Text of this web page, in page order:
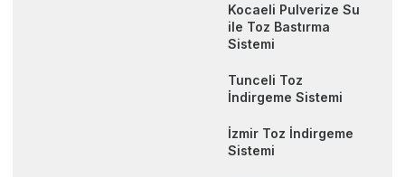
Kocaeli Pulverize Su
ile Toz Bastırma
Sistemi
Tunceli Toz
İndirgeme Sistemi
İzmir Toz İndirgeme
Sistemi